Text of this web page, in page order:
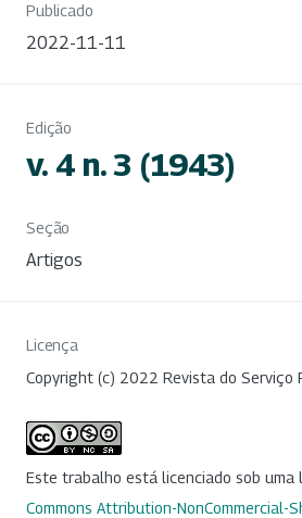
Publicado
2022-11-11
Edição
v. 4 n. 3 (1943)
Seção
Artigos
Licença
Copyright (c) 2022 Revista do Serviço
Este trabalho está licenciado sob uma
Commons Attribution-NonCommercial-